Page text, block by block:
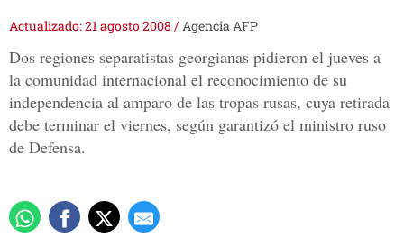
Actualizado: 21 agosto 2008 /Agencia AFP
Dos regiones separatistas georgianas pidieron el jueves a
la comunidad internacional el reconocimiento de su
independencia al amparo de las tropas rusas, cuya retirada
debe terminar el viernes, según garantizó el ministro ruso
de Defensa.